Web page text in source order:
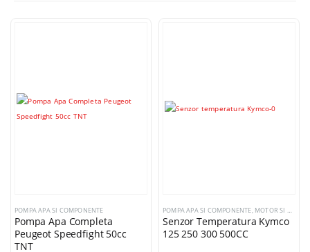
POMPA APA SI COMPONENTE
Pompa Apa Completa
Peugeot Speedfight 50cc
TNT
POMPA APA SI COMPONENTE, MOTOR SI COMPONENTE
Senzor Temperatura Kymco
125 250 300 500CC